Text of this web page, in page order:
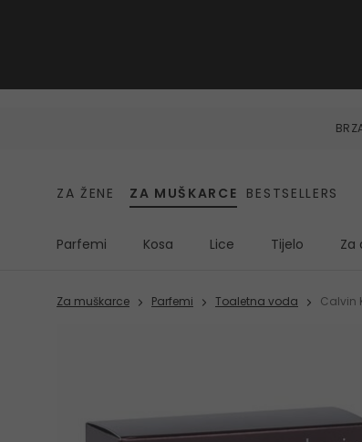
ZA ŽENE ZA MUŠKARCE BESTSELLERS
Parfemi Kosa Lice Tijelo Za
Za muškarce Parfemi Toaletna voda Calvin